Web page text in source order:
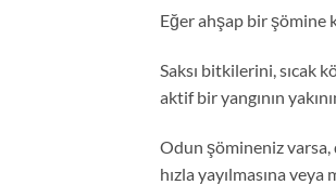
Eğer ahşap bir şömine
Saksı bitkilerini, sıcak
aktif bir yangının
Odun şömineniz
hızla yayılmasına